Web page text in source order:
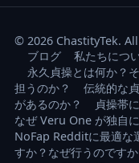
© 2026 ChastityTek.
ブログ
私たちにつ
永久貞操とは何か？
担うのか？
伝統的な
があるのか？
貞操帯
なぜ Veru One が独自
NoFap Redditに最適な
すか？なぜ行うのです